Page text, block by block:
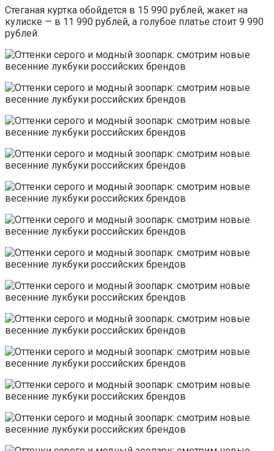
Стеганая куртка обойдется в 15 990 рублей, жакет на
кулиске — в 11 990 рублей, а голубое платье стоит 9 990
рублей.